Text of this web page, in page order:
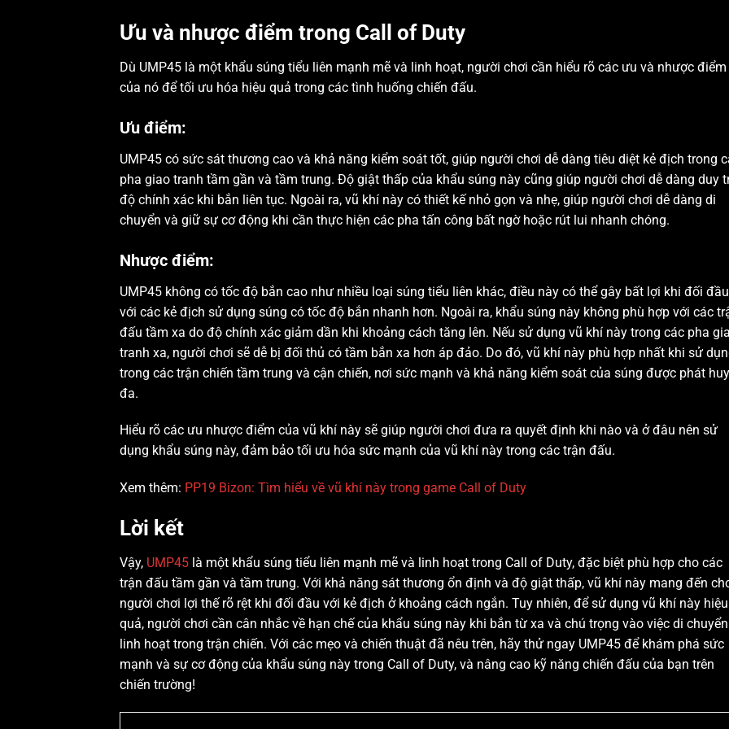
Ưu và nhược điểm trong Call of Duty
Dù UMP45 là một khẩu súng tiểu liên mạnh mẽ và linh hoạt, người chơi cần hiểu rõ các ưu và nhược điểm
của nó để tối ưu hóa hiệu quả trong các tình huống chiến đấu.
Ưu điểm:
UMP45 có sức sát thương cao và khả năng kiểm soát tốt, giúp người chơi dễ dàng tiêu diệt kẻ địch trong
pha giao tranh tầm gần và tầm trung. Độ giật thấp của khẩu súng này cũng giúp người chơi dễ dàng duy
độ chính xác khi bắn liên tục. Ngoài ra, vũ khí này có thiết kế nhỏ gọn và nhẹ, giúp người chơi dễ dàng di
chuyển và giữ sự cơ động khi cần thực hiện các pha tấn công bất ngờ hoặc rút lui nhanh chóng.
Nhược điểm:
UMP45 không có tốc độ bắn cao như nhiều loại súng tiểu liên khác, điều này có thể gây bất lợi khi đối đầu
với các kẻ địch sử dụng súng có tốc độ bắn nhanh hơn. Ngoài ra, khẩu súng này không phù hợp với các
đấu tầm xa do độ chính xác giảm dần khi khoảng cách tăng lên. Nếu sử dụng vũ khí này trong các pha
tranh xa, người chơi sẽ dễ bị đối thủ có tầm bắn xa hơn áp đảo. Do đó, vũ khí này phù hợp nhất khi sử
trong các trận chiến tầm trung và cận chiến, nơi sức mạnh và khả năng kiểm soát của súng được phát
đa.
Hiểu rõ các ưu nhược điểm của vũ khí này sẽ giúp người chơi đưa ra quyết định khi nào và ở đâu nên sử
dụng khẩu súng này, đảm bảo tối ưu hóa sức mạnh của vũ khí này trong các trận đấu.
Xem thêm: PP19 Bizon: Tìm hiểu về vũ khí này trong game Call of Duty
Lời kết
Vậy, UMP45 là một khẩu súng tiểu liên mạnh mẽ và linh hoạt trong Call of Duty, đặc biệt phù hợp cho các
trận đấu tầm gần và tầm trung. Với khả năng sát thương ổn định và độ giật thấp, vũ khí này mang đến
người chơi lợi thế rõ rệt khi đối đầu với kẻ địch ở khoảng cách ngắn. Tuy nhiên, để sử dụng vũ khí này hiệu
quả, người chơi cần cân nhắc về hạn chế của khẩu súng này khi bắn từ xa và chú trọng vào việc di chuyển
linh hoạt trong trận chiến. Với các mẹo và chiến thuật đã nêu trên, hãy thử ngay UMP45 để khám phá sức
mạnh và sự cơ động của khẩu súng này trong Call of Duty, và nâng cao kỹ năng chiến đấu của bạn trên
chiến trường!